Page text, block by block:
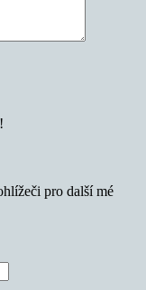
pro další mé